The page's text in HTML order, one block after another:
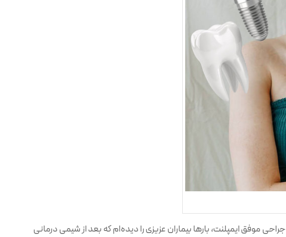
با بیش از ۱۵ سال تجربه بالینی و بیش از 5000 جراحی موفق ایمپلنت، بارها بیماران عزیزی را دیده‌ام که بعد از شیمی درمانی